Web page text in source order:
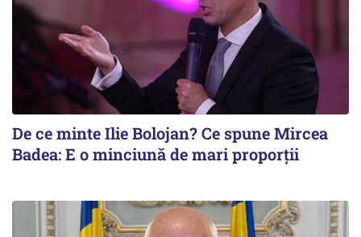
De ce minte Ilie Bolojan? Ce spune Mircea
Badea: E o minciună de mari proporții